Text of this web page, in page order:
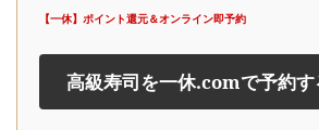
【一休】ポイント還元＆オンライン即予約
高級寿司を一休.comで予約す